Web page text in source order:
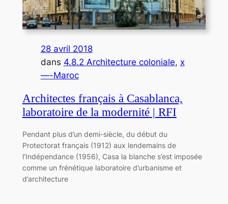
28 avril 2018
dans 4.8.2 Architecture coloniale, x
—-Maroc
Architectes français à Casablanca,
laboratoire de la modernité | RFI
Pendant plus d’un demi-siècle, du début du
Protectorat français (1912) aux lendemains de
l’Indépendance (1956), Casa la blanche s’est imposée
comme un frénétique laboratoire d’urbanisme et
d’architecture